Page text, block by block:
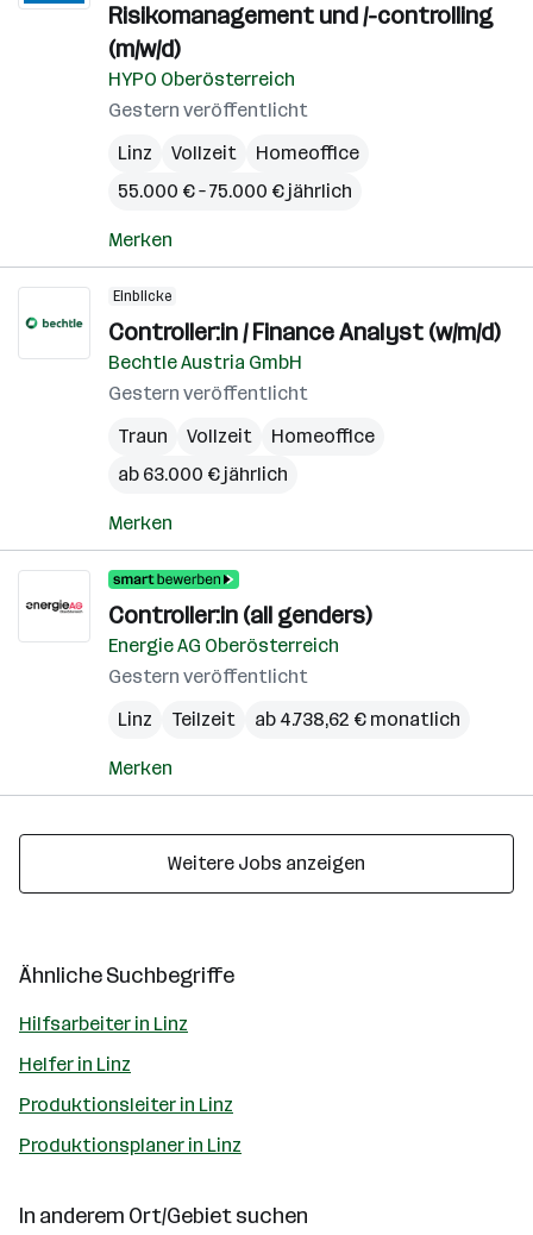
Risikomanagement und /-controlling
(m/w/d)
HYPO Oberösterreich
Gestern veröffentlicht
Linz
Vollzeit
Homeoffice
55.000 € – 75.000 € jährlich
Merken
Einblicke
Controller:in / Finance Analyst (w/m/d)
Bechtle Austria GmbH
Gestern veröffentlicht
Traun
Vollzeit
Homeoffice
ab 63.000 € jährlich
Merken
Controller:in (all genders)
Energie AG Oberösterreich
Gestern veröffentlicht
Linz
Teilzeit ab 4.738,62 € monatlich
Merken
Weitere Jobs anzeigen
Ähnliche Suchbegriffe
Hilfsarbeiter in Linz
Helfer in Linz
Produktionsleiter in Linz
Produktionsplaner in Linz
In anderem Ort/Gebiet suchen